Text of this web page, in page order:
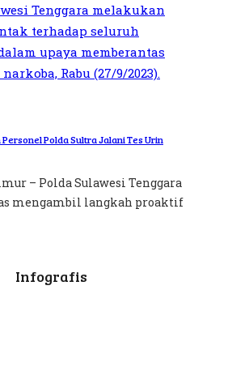
Polda Sultra Jalani Tes Urin
– Polda Sulawesi Tenggara
mengambil langkah proaktif
Infografis